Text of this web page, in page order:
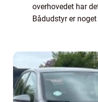
overhovedet har
Bådudstyr er
ufatteligt mang...